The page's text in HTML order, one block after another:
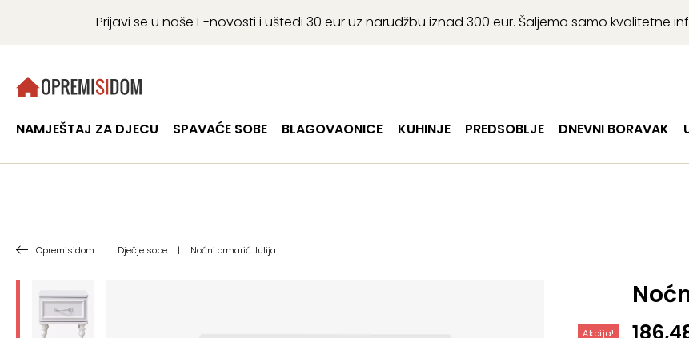
Prijavi se u naše E-novosti i uštedi 30 eur uz narudžbu iznad 300 eur. Šaljemo samo kvalitetne
NAMJEŠTAJ ZA DJECU SPAVAĆE SOBE BLAGOVAONICE KUHINJE PREDSOBLJE DNEVNI BORAVAK
Opremisidom | Dječje sobe | Noćni ormarić Julija
Akcija!